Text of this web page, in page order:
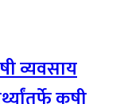
व्यवसाय